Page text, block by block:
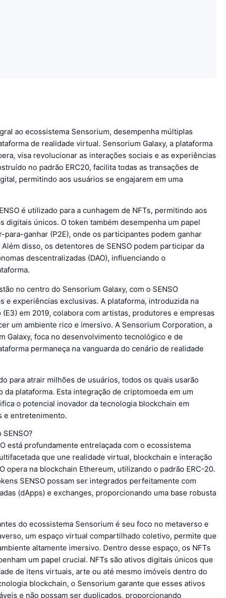
ao ecossistema Sensorium, desempenha múltiplas
de realidade virtual. Sensorium Galaxy, a plataforma
visa revolucionar as interações sociais e as experiências
no padrão ERC20, facilita todas as transações de
permitindo aos usuários se engajarem em uma
é utilizado para a cunhagem de NFTs, permitindo aos
digitais únicos. O token também desempenha um papel
para-ganhar (P2E), onde os participantes podem ganhar
disso, os detentores de SENSO podem participar da
descentralizadas (DAO), influenciando o
no centro do Sensorium Galaxy, com o SENSO
e experiências exclusivas. A plataforma, introduzida na
em 2019, colabora com artistas, produtores e empresas
um ambiente rico e imersivo. A Sensorium Corporation, a
Galaxy, foca no desenvolvimento tecnológico e de
permaneça na vanguarda do cenário de realidade
para atrair milhões de usuários, todos os quais usarão
da plataforma. Esta integração de criptomoeda em um
o potencial inovador da tecnologia blockchain em
e entretenimento.
está profundamente entrelaçada com o ecossistema
que une realidade virtual, blockchain e interação
opera na blockchain Ethereum, utilizando o padrão ERC-20.
SENSO possam ser integrados perfeitamente com
(dApps) e exchanges, proporcionando uma base robusta
do ecossistema Sensorium é seu foco no metaverso e
um espaço virtual compartilhado coletivo, permite que
altamente imersivo. Dentro desse espaço, os NFTs
um papel crucial. NFTs são ativos digitais únicos que
de itens virtuais, arte ou até mesmo imóveis dentro do
blockchain, o Sensorium garante que esses ativos
e não possam ser duplicados, proporcionando